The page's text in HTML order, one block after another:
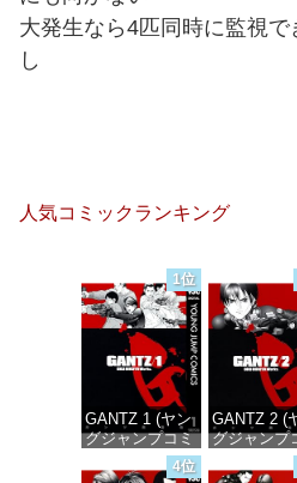
大発生なら4匹同時に監視
し
人気コミックランキング
1位
GANTZ 1 (ヤン
グジャンプコミ
ックスDIGITAL)
GANTZ 2 (
グジャンプ
ックス
4位